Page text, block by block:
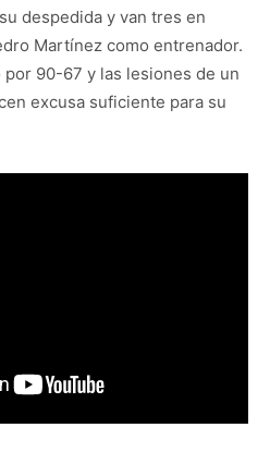
despedida y van tres en
Martínez como entrenador.
90-67 y las lesiones de un
excusa suficiente para su